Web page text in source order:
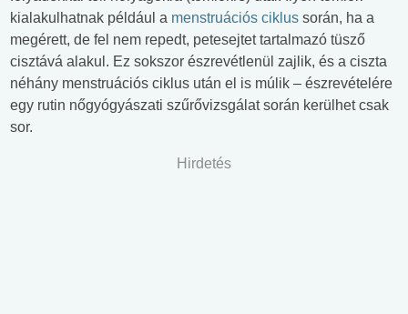
kialakulhatnak például a menstruációs ciklus során, ha a
megérett, de fel nem repedt, petesejtet tartalmazó tüsző
cisztává alakul. Ez sokszor észrevétlenül zajlik, és a ciszta
néhány menstruációs ciklus után el is múlik – észrevételére
egy rutin nőgyógyászati szűrővizsgálat során kerülhet csak
sor.
Hirdetés